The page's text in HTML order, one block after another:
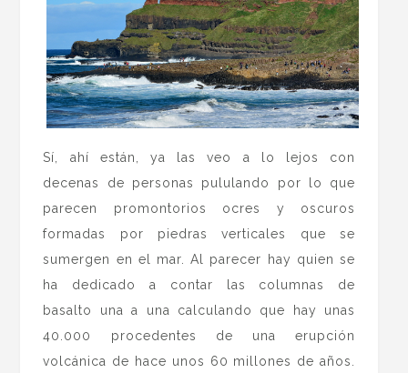
Sí, ahí están, ya las veo a lo lejos con
decenas de personas pululando por lo que
parecen promontorios ocres y oscuros
formadas por piedras verticales que se
sumergen en el mar. Al parecer hay quien se
ha dedicado a contar las columnas de
basalto una a una calculando que hay unas
40.000 procedentes de una erupción
volcánica de hace unos 60 millones de años.